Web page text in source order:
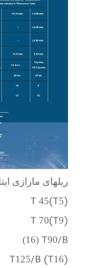
ریلهای مارازی
T 45(T5)
T 70(T9)
T90/B
(16)
T125/B (T16)